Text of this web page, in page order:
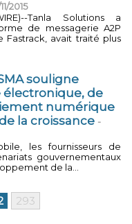
2015
Tanla Solutions a
de messagerie A2P
Fastrack, avait traité plus
souligne
électronique, de
numérique
la croissance -
les fournisseurs de
gouvernementaux
de la...
293